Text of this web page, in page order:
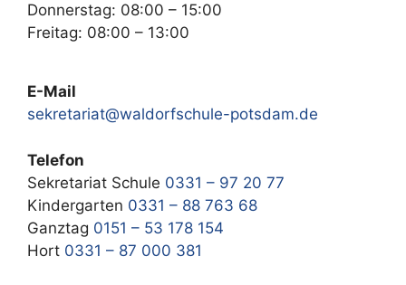
Donnerstag: 08:00 – 15:00
Freitag: 08:00 – 13:00
E-Mail
sekretariat@waldorfschule-potsdam.de
Telefon
Sekretariat Schule 0331 – 97 20 77
Kindergarten 0331 – 88 763 68
Ganztag 0151 – 53 178 154
Hort 0331 – 87 000 381